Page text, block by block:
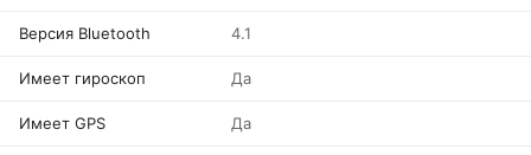
Версия Bluetooth 4.1
Имеет гироскоп Да
Имеет GPS Да